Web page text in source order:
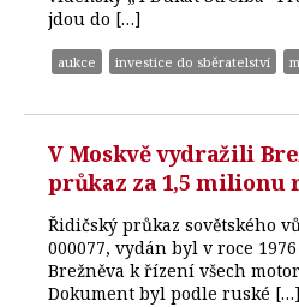
jdou do […]
aukce investice do sběratelství
V Moskvě vydražili
průkaz za 1,5 milionu
Řidičský průkaz sovětského
000077, vydán byl v roce
Brežněva k řízení všech
Dokument byl podle ruské […]